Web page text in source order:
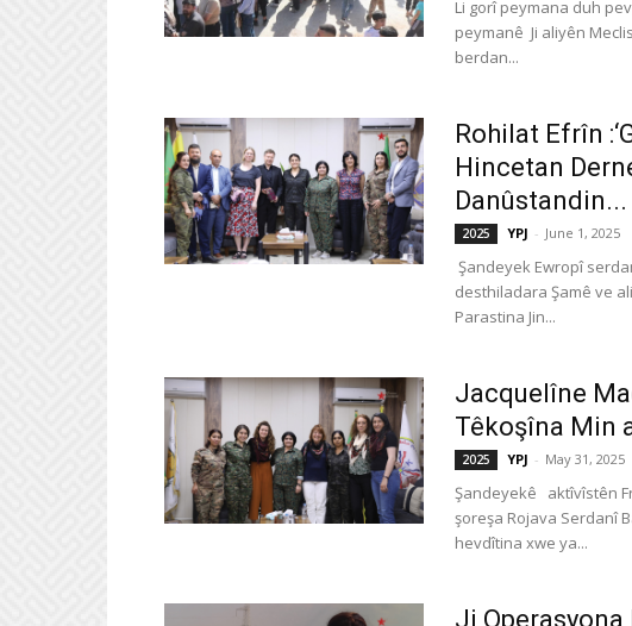
Li gorî peymana duh
peymanê Ji aliyên
berdan...
Rohilat Efrîn
Hincetan
Danûstandin...
2025 YPJ - June 1, 2025
Şandeyek Ewropî
desthiladara Şamê ve
Parastina Jin...
Jacquelîne
Têkoşîna Min
2025 YPJ - May 31, 2025
Şandeyekê aktîvîstên
şoreşa Rojava Serdanî
hevdîtina xwe ya...
Ji Operasyona